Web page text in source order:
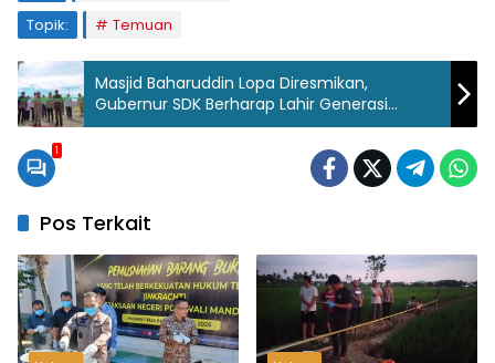
Topik:
Temuan
Masjid Baharuddin Lopa Diresmikan,
Gubernur SDK Berharap Lahir Generasi
Berintegritas
1
Pos Terkait